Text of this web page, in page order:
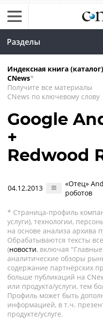
Разделы
Индексная книга (каталог)
CNews*
Получите все материалы
CNews по ключевому слову
Google
+
Redwood
04.12.2013
«Отец»
роботов
* Страница-профиль
услуги), технологии,
на основе анализа архива
Обрабатываются тексты
(новости, включая
аналитические обзоры
содержание партнёрских
больше публикаций на
или продукта/услуги, тем
Профиль может быть
информацией, в т.ч.
продукте/услуге.